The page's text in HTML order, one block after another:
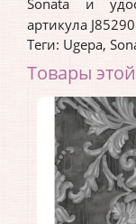
Sonata и
артикула
Теги: Ugepa,
Товары